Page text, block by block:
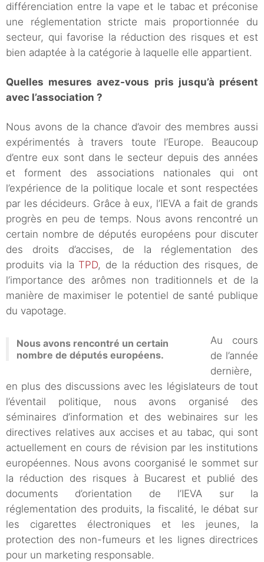
différenciation entre la vape et le tabac et préconise
une réglementation stricte mais proportionnée du
secteur, qui favorise la réduction des risques et est
bien adaptée à la catégorie à laquelle elle appartient.
Quelles mesures avez-vous pris jusqu’à présent
avec l’association ?
Nous avons de la chance d’avoir des membres aussi
expérimentés à travers toute l’Europe. Beaucoup
d’entre eux sont dans le secteur depuis des années
et forment des associations nationales qui ont
l’expérience de la politique locale et sont respectées
par les décideurs. Grâce à eux, l’IEVA a fait de grands
progrès en peu de temps. Nous avons rencontré un
certain nombre de députés européens pour discuter
des droits d’accises, de la réglementation des
produits via la TPD, de la réduction des risques, de
l’importance des arômes non traditionnels et de la
manière de maximiser le potentiel de santé publique
du vapotage.
Nous avons rencontré un certain
nombre de députés européens.
Au cours
de l’année
dernière,
en plus des discussions avec les législateurs de tout
l’éventail politique, nous avons organisé des
séminaires d’information et des webinaires sur les
directives relatives aux accises et au tabac, qui sont
actuellement en cours de révision par les institutions
européennes. Nous avons coorganisé le sommet sur
la réduction des risques à Bucarest et publié des
documents d’orientation de l’IEVA sur la
réglementation des produits, la fiscalité, le débat sur
les cigarettes électroniques et les jeunes, la
protection des non-fumeurs et les lignes directrices
pour un marketing responsable.